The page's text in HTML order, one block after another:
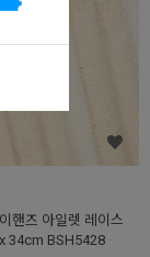
핸즈 아일렛 레이스
34cm BSH5428